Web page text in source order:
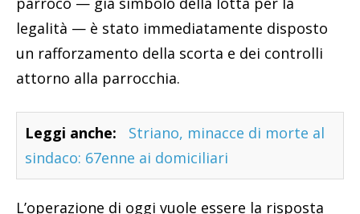
legalità — è stato immediatamente disposto
un rafforzamento della scorta e dei controlli
attorno alla parrocchia.
Leggi anche:
Striano, minacce di morte al
sindaco: 67enne ai domiciliari
L’operazione di oggi vuole essere la risposta